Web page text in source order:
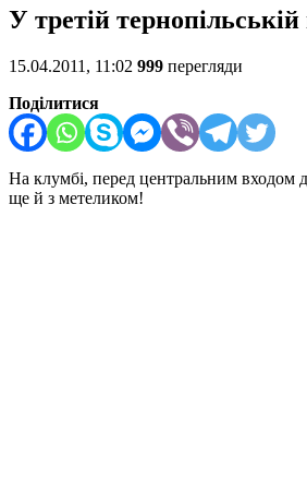
У третій
15.04.2011, 11:02 999 перегляди
Поділитися
На клумбі, перед центральним входом
ще й з метеликом!